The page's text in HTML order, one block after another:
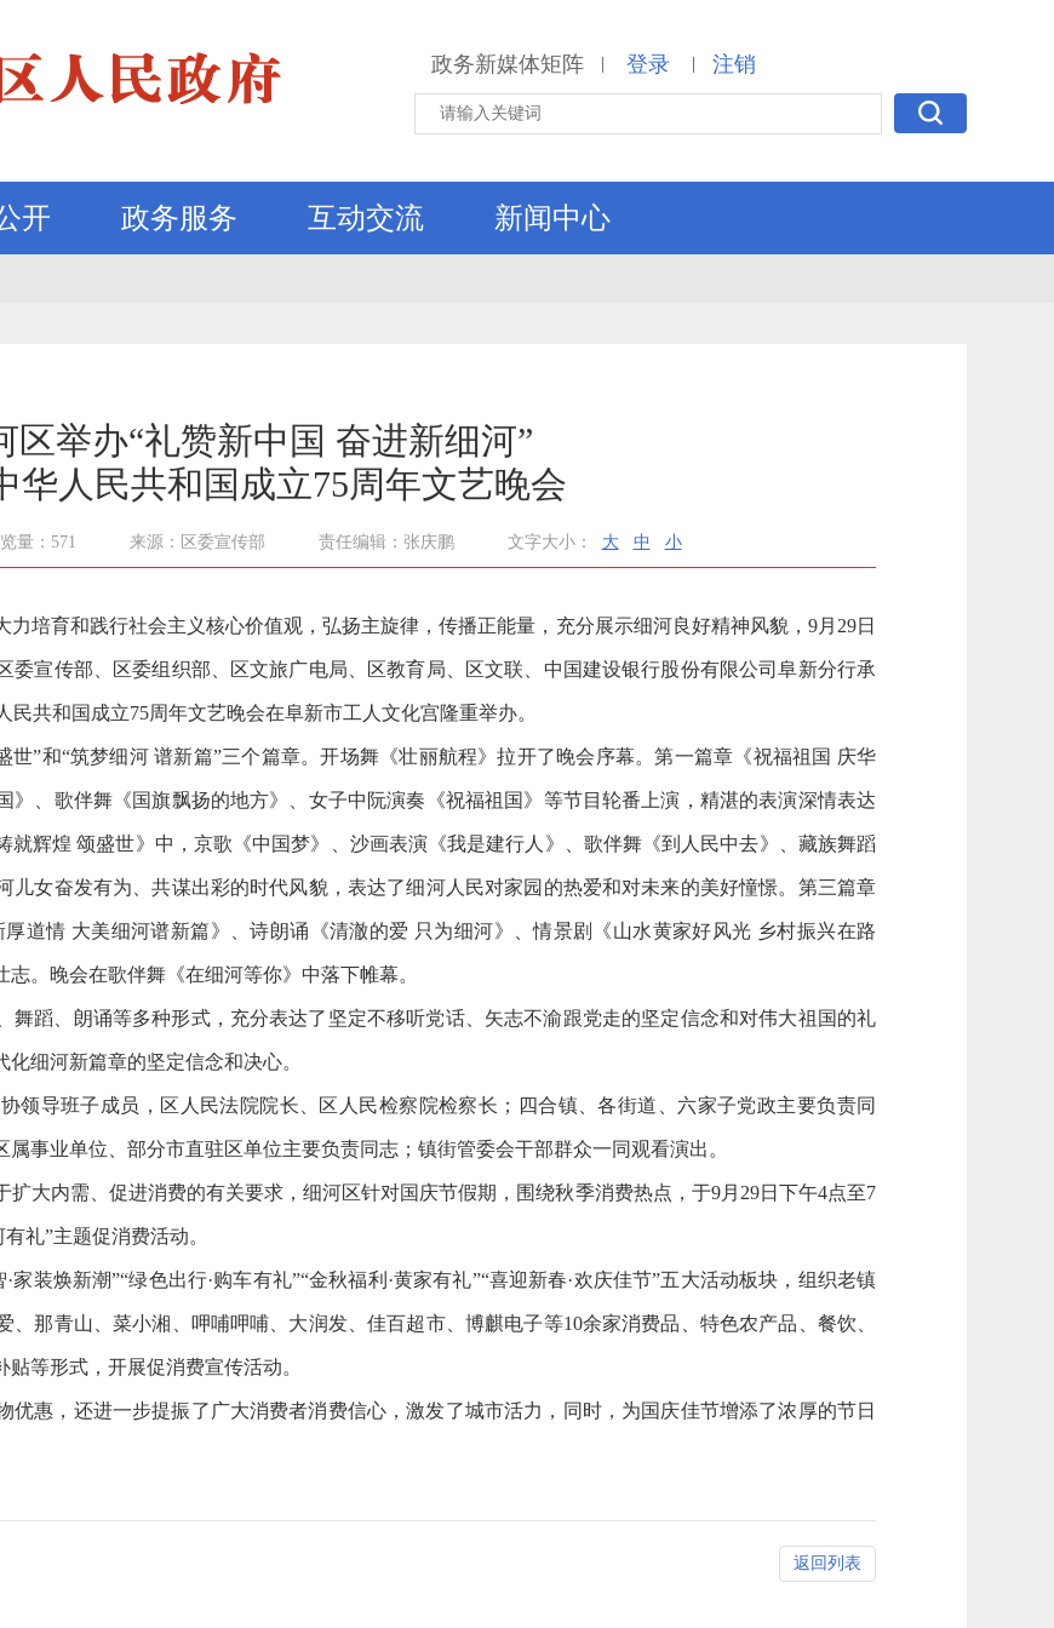
政务新媒体矩阵 | 登录 | 注销
开 政务服务 互动交流 新闻中心
区举办“礼赞新中国 奋进新细河”
华人民共和国成立75周年文艺晚会
量：571 来源：区委宣传部 责任编辑：张庆鹏 文字大小： 大 中 小
力培育和践行社会主义核心价值观，弘扬主旋律，传播正能量，充分展示细河良好精神风貌，9月29日
委宣传部、区委组织部、区文旅广电局、区教育局、区文联、中国建设银行股份有限公司阜新分行承
共和国成立75周年文艺晚会在阜新市工人文化宫隆重举办。
世”和“筑梦细河 谱新篇”三个篇章。开场舞《壮丽航程》拉开了晚会序幕。第一篇章《祝福祖国 庆华
》、歌伴舞《国旗飘扬的地方》、女子中阮演奏《祝福祖国》等节目轮番上演，精湛的表演深情表达
就辉煌 颂盛世》中，京歌《中国梦》、沙画表演《我是建行人》、歌伴舞《到人民中去》、藏族舞蹈
儿女奋发有为、共谋出彩的时代风貌，表达了细河人民对家园的热爱和对未来的美好憧憬。第三篇章
道情 大美细河谱新篇》、诗朗诵《清澈的爱 只为细河》、情景剧《山水黄家好风光 乡村振兴在路
。晚会在歌伴舞《在细河等你》中落下帷幕。
舞蹈、朗诵等多种形式，充分表达了坚定不移听党话、矢志不渝跟党走的坚定信念和对伟大祖国的礼
细河新篇章的坚定信念和决心。
领导班子成员，区人民法院院长、区人民检察院检察长；四合镇、各街道、六家子党政主要负责同
事业单位、部分市直驻区单位主要负责同志；镇街管委会干部群众一同观看演出。
大内需、促进消费的有关要求，细河区针对国庆节假期，围绕秋季消费热点，于9月29日下午4点至7
礼”主题促消费活动。
家装焕新潮”“绿色出行·购车有礼”“金秋福利·黄家有礼”“喜迎新春·欢庆佳节”五大活动板块，组织老镇
那青山、菜小湘、呷哺呷哺、大润发、佳百超市、博麒电子等10余家消费品、特色农产品、餐饮、
等形式，开展促消费宣传活动。
优惠，还进一步提振了广大消费者消费信心，激发了城市活力，同时，为国庆佳节增添了浓厚的节日
返回列表